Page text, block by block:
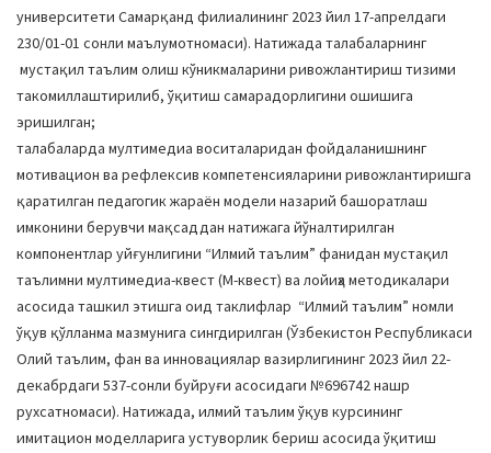
университети Самарқанд филиалининг 2023 йил 17-апрелдаги
230/01-01 сонли маълумотномаси). Натижада талабаларнинг
мустақил таълим олиш кўникмаларини ривожлантириш тизими
такомиллаштирилиб, ўқитиш самарадорлигини ошишига
эришилган;
талабаларда мултимедиа воситаларидан фойдаланишнинг
мотивацион ва рефлексив компетенсияларини ривожлантиришга
қаратилган педагогик жараён модели назарий башоратлаш
имконини берувчи мақсаддан натижага йўналтирилган
компонентлар уйғунлигини “Илмий таълим” фанидан мустақил
таълимни мултимедиа-квест (М-квест) ва лойиҳа методикалари
асосида ташкил этишга оид таклифлар “Илмий таълим” номли
ўқув қўлланма мазмунига сингдирилган (Ўзбекистон Республикаси
Олий таълим, фан ва инновациялар вазирлигининг 2023 йил 22-
декабрдаги 537-сонли буйруғи асосидаги №696742 нашр
рухсатномаси). Натижада, илмий таълим ўқув курсининг
имитацион моделларига устуворлик бериш асосида ўқитиш